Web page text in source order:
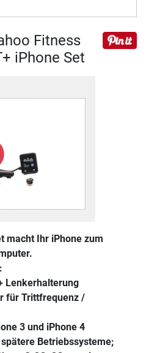
Fitness
iPhone Set
macht Ihr iPhone zum
Lenkerhalterung
für Trittfrequenz /
3 und iPhone 4
Betriebssysteme;